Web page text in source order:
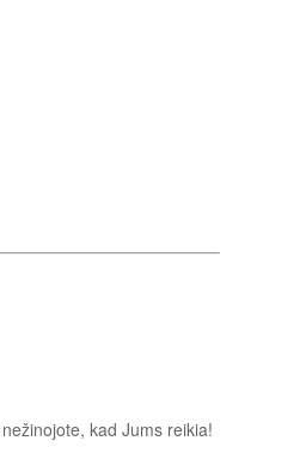
kad Jums reikia!